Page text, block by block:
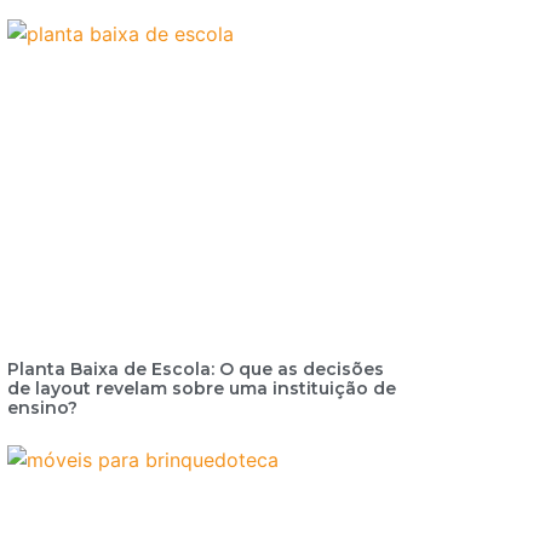
Planta Baixa de Escola: O que as decisões
de layout revelam sobre uma instituição de
ensino?